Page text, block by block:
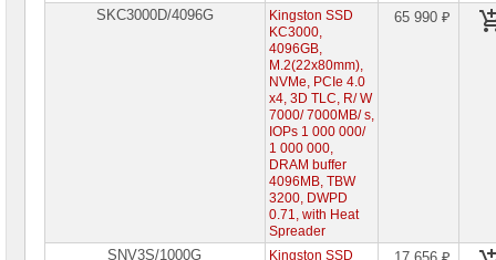
SKC3000D/4096G
Kingston SSD
KC3000,
4096GB,
M.2(22x80mm),
NVMe, PCIe 4.0
x4, 3D TLC, R/ W
7000/ 7000MB/ s,
IOPs 1 000 000/
1 000 000,
DRAM buffer
4096MB, TBW
3200, DWPD
0.71, with Heat
Spreader
65 990 ₽
SNV3S/1000G
Kingston SSD